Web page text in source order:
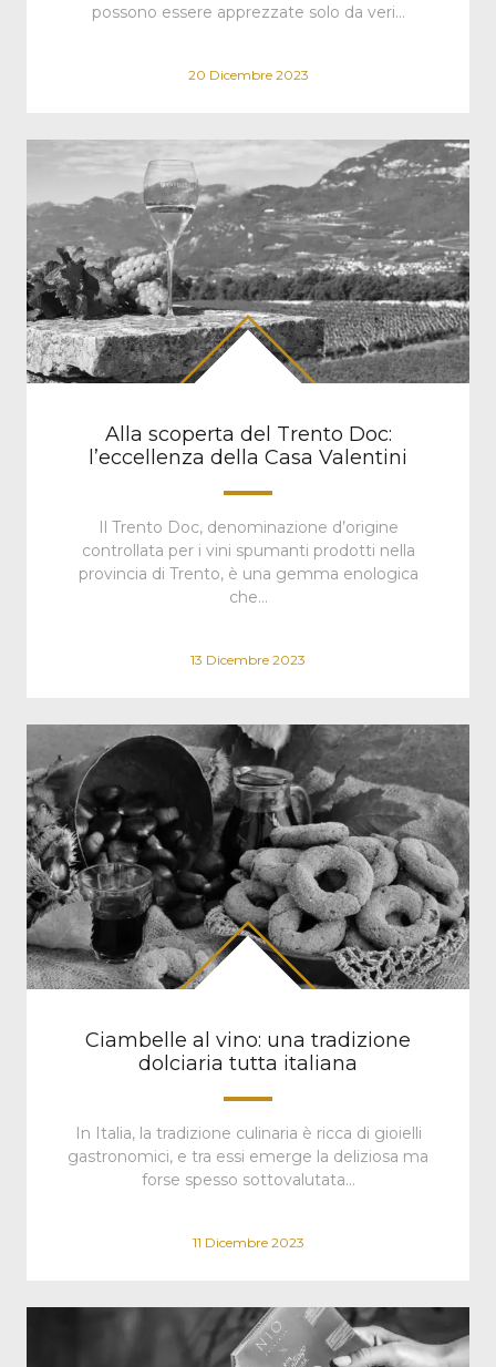
possono essere apprezzate solo da veri…
20 Dicembre 2023
Alla scoperta del Trento Doc:
l’eccellenza della Casa Valentini
Il Trento Doc, denominazione d’origine
controllata per i vini spumanti prodotti nella
provincia di Trento, è una gemma enologica
che…
13 Dicembre 2023
Ciambelle al vino: una tradizione
dolciaria tutta italiana
In Italia, la tradizione culinaria è ricca di gioielli
gastronomici, e tra essi emerge la deliziosa ma
forse spesso sottovalutata…
11 Dicembre 2023